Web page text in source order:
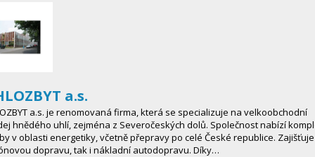
a.s.
a.s. je renomovaná firma, která se specializuje na velkoobchodní
hnědého uhlí, zejména z Severočeských dolů. Společnost nabízí
v oblasti energetiky, včetně přepravy po celé České republice.
dopravu, tak i nákladní autodopravu. Díky…